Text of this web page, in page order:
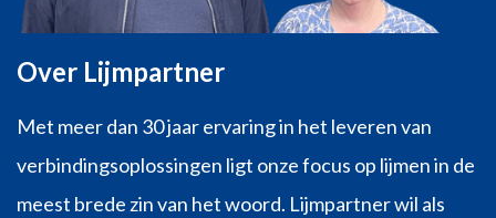
Over Lijmpartner
Met meer dan 30 jaar ervaring in het leveren van
verbindingsoplossingen ligt onze focus op lijmen in de
meest brede zin van het woord. Lijmpartner wil als